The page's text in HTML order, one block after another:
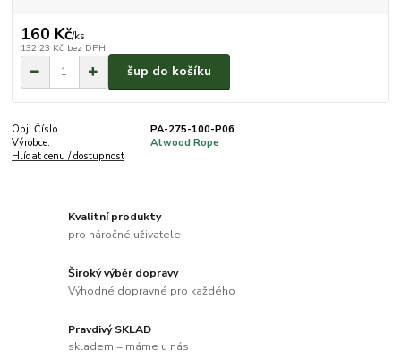
160 Kč/ks
132,23 Kč bez DPH
šup do košíku
Obj. Číslo
PA-275-100-P06
Výrobce:
Atwood Rope
Hlídat cenu / dostupnost
Kvalitní produkty
pro náročné uživatele
Široký výběr dopravy
Výhodné dopravné pro každého
Pravdivý SKLAD
skladem = máme u nás